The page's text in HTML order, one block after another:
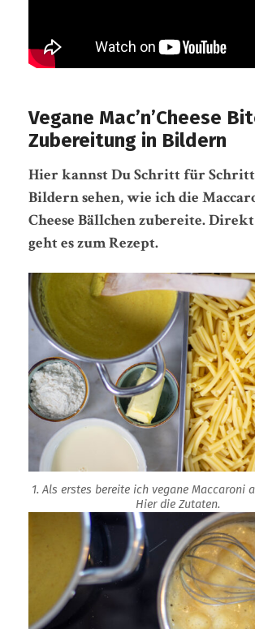
Vegane Mac’n’Cheese
Zubereitung in Bildern
Hier kannst Du Schritt für
Bildern sehen, wie ich die
Cheese Bällchen zubereite.
geht es zum Rezept.
1. Als erstes bereite ich vegane Maccaroni
Hier die Zutaten.